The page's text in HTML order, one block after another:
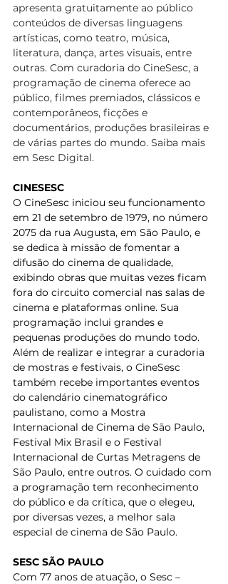
apresenta gratuitamente ao público
conteúdos de diversas linguagens
artísticas, como teatro, música,
literatura, dança, artes visuais, entre
outras. Com curadoria do CineSesc, a
programação de cinema oferece ao
público, filmes premiados, clássicos e
contemporâneos, ficções e
documentários, produções brasileiras e
de várias partes do mundo. Saiba mais
em Sesc Digital.
CINESESC
O CineSesc iniciou seu funcionamento
em 21 de setembro de 1979, no número
2075 da rua Augusta, em São Paulo, e
se dedica à missão de fomentar a
difusão do cinema de qualidade,
exibindo obras que muitas vezes ficam
fora do circuito comercial nas salas de
cinema e plataformas online. Sua
programação inclui grandes e
pequenas produções do mundo todo.
Além de realizar e integrar a curadoria
de mostras e festivais, o CineSesc
também recebe importantes eventos
do calendário cinematográfico
paulistano, como a Mostra
Internacional de Cinema de São Paulo,
Festival Mix Brasil e o Festival
Internacional de Curtas Metragens de
São Paulo, entre outros. O cuidado com
a programação tem reconhecimento
do público e da crítica, que o elegeu,
por diversas vezes, a melhor sala
especial de cinema de São Paulo.
SESC SÃO PAULO
Com 77 anos de atuação, o Sesc –